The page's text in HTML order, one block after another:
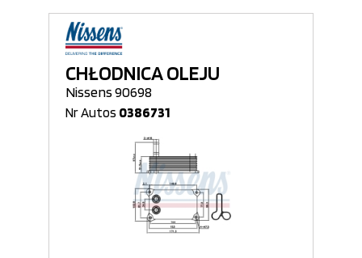
CHŁODNICA OLEJU
Nissens 90698
Nr Autos 0386731